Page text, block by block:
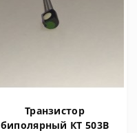
Транзистор
биполярный КТ 503В